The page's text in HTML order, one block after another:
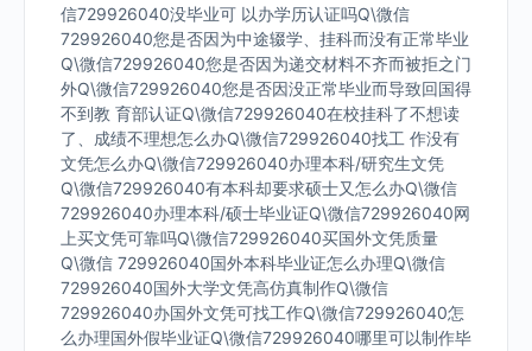
信729926040没毕业可 以办学历认证吗Q\微信
729926040您是否因为中途辍学、挂科而没有正常毕业
Q\微信729926040您是否因为递交材料不齐而被拒之门
外Q\微信729926040您是否因没正常毕业而导致回国得
不到教 育部认证Q\微信729926040在校挂科了不想读
了、成绩不理想怎么办Q\微信729926040找工 作没有
文凭怎么办Q\微信729926040办理本科/研究生文凭
Q\微信729926040有本科却要求硕士又怎么办Q\微信
729926040办理本科/硕士毕业证Q\微信729926040网
上买文凭可靠吗Q\微信729926040买国外文凭质量
Q\微信 729926040国外本科毕业证怎么办理Q\微信
729926040国外大学文凭高仿真制作Q\微信
729926040办国外文凭可找工作Q\微信729926040怎
么办理国外假毕业证Q\微信729926040哪里可以制作毕